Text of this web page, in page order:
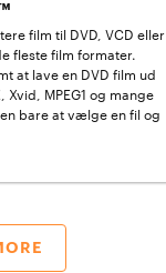
film til DVD, VCD eller
fleste film formater.
at lave en DVD film ud
Xvid, MPEG1 og mange
bare at vælge en fil og